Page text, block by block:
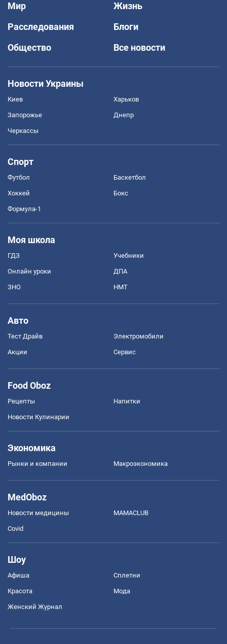
Мир
Жизнь
Расследования
Блоги
Общество
Все новости
Новости Украины
Киев Харьков
Запорожье Днепр
Черкассы
Спорт
Футбол Баскетбол
Хоккей Бокс
Формула-1
Моя школа
ГДЗ Учебники
Онлайн уроки ДПА
ЗНО НМТ
Авто
Тест Драйв Электромобили
Акции Сервис
Food Oboz
Рецепты Напитки
Новости Кулинарии
Экономика
Рынки и компании Mакроэкономика
MedOboz
Новости медицины MAMACLUB
Covid
Шоу
Афиша Сплетни
Красота Мода
Женский Журнал